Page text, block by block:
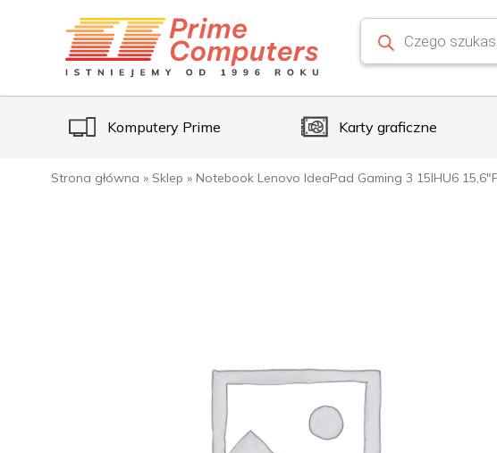
Komputery Prime Karty graficzne
Strona główna » Sklep » Notebook Lenovo IdeaPad Gaming 3 15IHU6